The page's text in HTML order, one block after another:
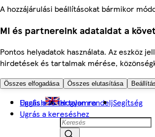
A hozzájárulási beállításokat bármikor
Mi és partnereink adataidat a
Pontos helyadatok használata. Az eszköz
hirdetések és tartalmak mérése,
Összes elfogadása Összes elutasítása
Ugrás a fő tartalomra
Ugrás a kereséshez
English Hogyan rendeljSegítség